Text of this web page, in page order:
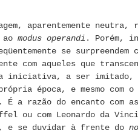
aparentemente
modus operandi . Porém,
se surpreendem
com aqueles que
iniciativa, a ser imitado,
época, e mesmo com
. É a razão do encanto com
ou com Leonardo da
e se duvidar à frente do